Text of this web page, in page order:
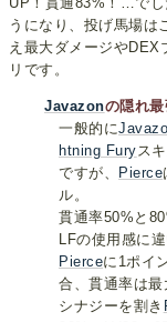
うになり、投げ馬場は
え最大ダメージやDEX
リです。
Javazonの隠れ最
一般的に
htning Furyス
ですが、
Pierce
ル。
貫通率50%と
LFの使用感に違
Pierceに1ポイ
合、貫通率は最
シナジーを割き